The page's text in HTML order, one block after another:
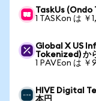
TaskUs (Ondo
1 TASKon は ￥
Global X US
Tokenized) か
1 PAVEon は ￥
HIVE Digital
本円